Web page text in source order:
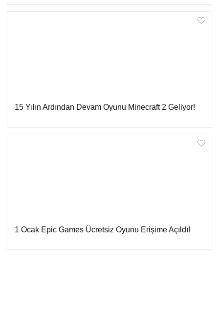
15 Yılın Ardından Devam Oyunu Minecraft 2 Geliyor!
1 Ocak Epic Games Ücretsiz Oyunu Erişime Açıldı!